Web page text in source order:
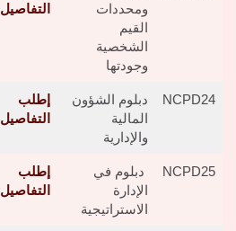
ومحددات
القيم
الشخصية
وجودتها
التفاصيل
NCPD24
دبلوم الشؤون
المالية
والإدارية
إطلب
التفاصيل
NCPD25
دبلوم في
الإدارة
الاستراتيجية
إطلب
التفاصيل